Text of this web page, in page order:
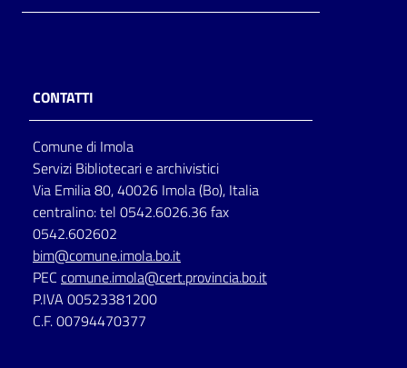
CONTATTI
Comune di Imola
Servizi Bibliotecari e archivistici
Via Emilia 80, 40026 Imola (Bo), Italia
centralino: tel 0542.6026.36 fax
0542.602602
bim@comune.imola.bo.it
PEC comune.imola@cert.provincia.bo.it
P.IVA 00523381200
C.F. 00794470377